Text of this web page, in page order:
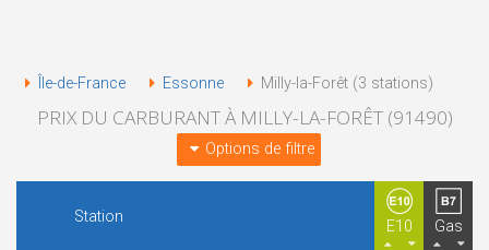
Île-de-France Essonne Milly-la-Forêt (3 stations)
PRIX DU CARBURANT À MILLY-LA-FORÊT (91490)
Options de filtre
Station
E10 Gas